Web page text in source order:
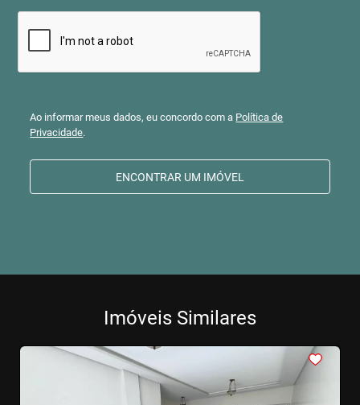
Ao informar meus dados, eu concordo com a Política de
Privacidade.
ENCONTRAR UM IMÓVEL
Imóveis Similares